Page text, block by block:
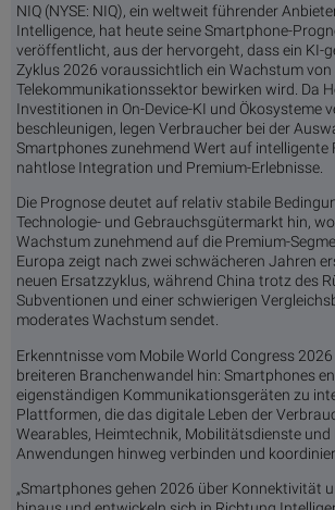
NIQ (NYSE: NIQ), ein weltweit führender
Intelligence, hat heute seine Smartphone-
veröffentlicht, aus der hervorgeht, dass ein KI-
Zyklus 2026 voraussichtlich ein Wachstum von
Telekommunikationssektor bewirken wird. Da
Investitionen in On-Device-KI und Ökosysteme
beschleunigen, legen Verbraucher bei der
Smartphones zunehmend Wert auf intelligente
nahtlose Integration und Premium-Erlebnisse.
Die Prognose deutet auf relativ stabile
Technologie- und Gebrauchsgütermarkt hin,
Wachstum zunehmend auf die Premium-
Europa zeigt nach zwei schwächeren Jahren
neuen Ersatzzyklus, während China trotz des
Subventionen und einer schwierigen
moderates Wachstum sendet.
Erkenntnisse vom Mobile World Congress
breiteren Branchenwandel hin: Smartphones
eigenständigen Kommunikationsgeräten zu
Plattformen, die das digitale Leben der
Wearables, Heimtechnik, Mobilitätsdienste
Anwendungen hinweg verbinden und
„Smartphones gehen 2026 über Konnektivität